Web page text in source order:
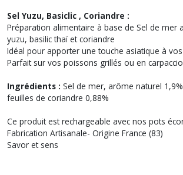
Sel Yuzu, Basiclic , Coriandre :
Préparation alimentaire à base de Sel de mer
yuzu, basilic thaï et coriandre
Idéal pour apporter une touche asiatique à
Parfait sur vos poissons grillés ou en
Ingrédients : Sel de mer, arôme naturel
feuilles de coriandre 0,88%
Ce produit est rechargeable avec nos pots
Fabrication Artisanale- Origine France (83)
Savor et sens